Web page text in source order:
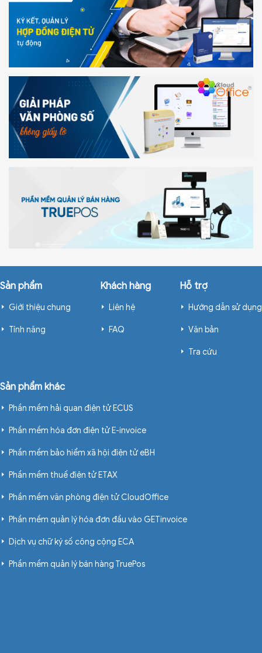
Sản phẩm
Giới thiệu chung
Tính năng
Khách hàng
Liên hệ
FAQ
Hỗ trợ
Hướng dẫn sử dụng
Văn bản
Tra cứu
Sản phẩm khác
Phần mềm hải quan điện tử ECUS
Phần mềm hóa đơn điện tử E-invoice
Phần mềm bảo hiểm xã hội điện tử eBH
Phần mềm thuế điện tử ETAX
Phần mềm văn phòng điện tử CloudOffice
Phần mềm quản lý hóa đơn đầu vào GETinvoice
Dịch vụ chữ ký số công cộng ECA
Phần mềm quản lý bán hàng TruePos